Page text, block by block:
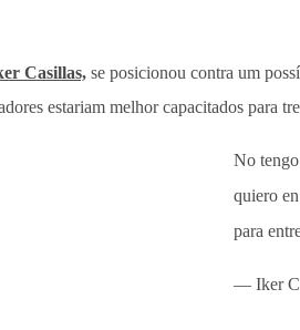
Casillas, se posicionou contra um
estariam melhor capacitados para
No
quiero
para
— Iker